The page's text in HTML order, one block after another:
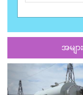
အမျ
Previous